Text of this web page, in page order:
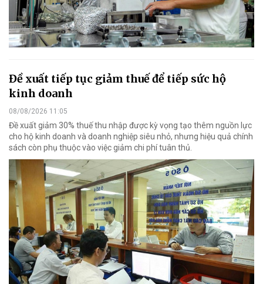
Đề xuất tiếp tục giảm thuế để tiếp sức hộ
kinh doanh
08/08/2026 11:05
Đề xuất giảm 30% thuế thu nhập được kỳ vọng tạo thêm nguồn lực
cho hộ kinh doanh và doanh nghiệp siêu nhỏ, nhưng hiệu quả chính
sách còn phụ thuộc vào việc giảm chi phí tuân thủ.